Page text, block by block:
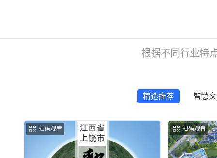
根据不同行业特
精选推荐 智慧
扫码观看 扫码观看